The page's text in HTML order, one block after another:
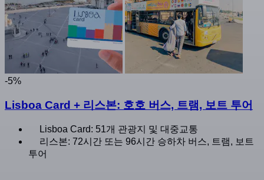
-5%
Lisboa Card + 리스본: 호호 버스, 트램, 보트 투어
Lisboa Card: 51개 관광지 및 대중교통
리스본: 72시간 또는 96시간 승하차 버스, 트램, 보트
투어